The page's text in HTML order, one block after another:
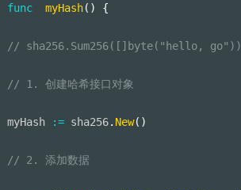
func myHash( ) {
// sha256.Sum256([]byte("hello, go"))
// 1. 创建哈希接口对象
myHash := sha256. New( )
// 2. 添加数据